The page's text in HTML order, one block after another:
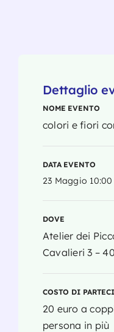
Dettaglio
NOME EVENTO
colori e fiori
DATA EVENTO
23 Maggio 10:00
DOVE
Atelier dei
Cavalieri 3 –
COSTO DI
20 euro a
persona in più